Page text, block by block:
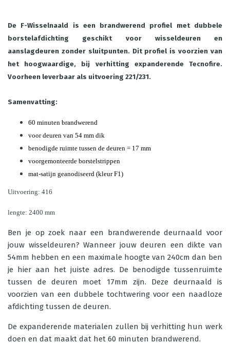
De F-Wisselnaald is een brandwerend profiel met dubbele
borstelafdichting geschikt voor wisseldeuren en
aanslagdeuren zonder sluitpunten. Dit profiel is voorzien van
het hoogwaardige, bij verhitting expanderende Tecnofire.
Voorheen leverbaar als uitvoering 221/231.
Samenvatting:
60 minuten brandwerend
voor deuren van 54 mm dik
benodigde ruimte tussen de deuren = 17 mm
voorgemonteerde borstelstrippen
mat-satijn geanodiseerd (kleur F1)
Uitvoering: 416
lengte: 2400 mm
Ben je op zoek naar een brandwerendedeurnaald voor
jouw wisseldeuren? Wanneer jouw deuren een dikte van
54mm hebben en een maximale hoogte van 240cm dan ben
je hier aan het juiste adres. De benodigde tussenruimte
tussen de deuren moet 17mm zijn. Deze deurnaald is
voorzien van een dubbele tochtwering voor een naadloze
afdichting tussen de deuren.
De expanderende materialen zullen bij verhitting hun werk
doen en dat maakt dat het 60 minuten brandwerend.